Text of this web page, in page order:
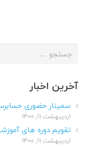
جستجو
آخرین اخبار
سمینار حضوری
اردیبهشت ۱۱, ۱۴۰۰
تقویم دوره های آموزشی
اردیبهشت ۱۱, ۱۴۰۰